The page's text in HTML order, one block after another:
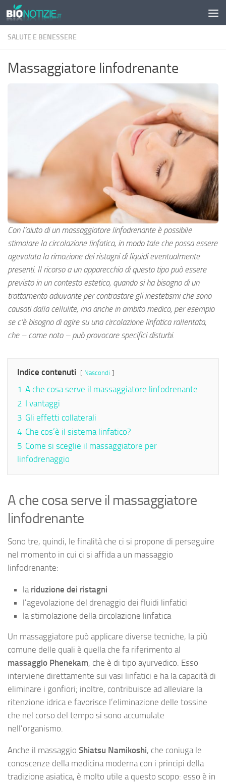
Sotto il contenuto
SALUTE E BENESSERE
Massaggiatore linfodrenante
Con l’aiuto di un massaggiatore linfodrenante è possibile
stimolare la circolazione linfatica, in modo tale che possa essere
agevolata la rimozione dei ristagni di liquidi eventualmente
presenti. Il ricorso a un apparecchio di questo tipo può essere
previsto in un contesto estetico, quando si ha bisogno di un
trattamento adiuvante per contrastare gli inestetismi che sono
causati dalla cellulite, ma anche in ambito medico, per esempio
se c’è bisogno di agire su una circolazione linfatica rallentata,
che – come noto – può provocare specifici disturbi.
Indice contenuti Nascondi
1 A che cosa serve il massaggiatore linfodrenante
2 I vantaggi
3 Gli effetti collaterali
4 Che cos’è il sistema linfatico?
5 Come si sceglie il massaggiatore per
linfodrenaggio
A che cosa serve il massaggiatore
linfodrenante
Sono tre, quindi, le finalità che ci si propone di perseguire
nel momento in cui ci si affida a un massaggio
linfodrenante:
la riduzione dei ristagni
l’agevolazione del drenaggio dei fluidi linfatici
la stimolazione della circolazione linfatica
Un massaggiatore può applicare diverse tecniche, la più
comune delle quali è quella che fa riferimento al
massaggio Phenekam, che è di tipo ayurvedico. Esso
interviene direttamente sui vasi linfatici e ha la capacità di
eliminare i gonfiori; inoltre, contribuisce ad alleviare la
ritenzione idrica e favorisce l’eliminazione delle tossine
che nel corso del tempo si sono accumulate
nell’organismo.
Anche il massaggio Shiatsu Namikoshi, che coniuga le
conoscenze della medicina moderna con i principi della
tradizione asiatica, è molto utile a questo scopo: esso è in